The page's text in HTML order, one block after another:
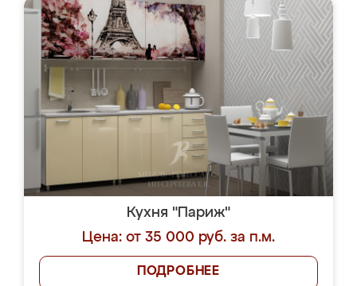
Кухня "Париж"
Цена: от 35 000 руб. за п.м.
ПОДРОБНЕЕ